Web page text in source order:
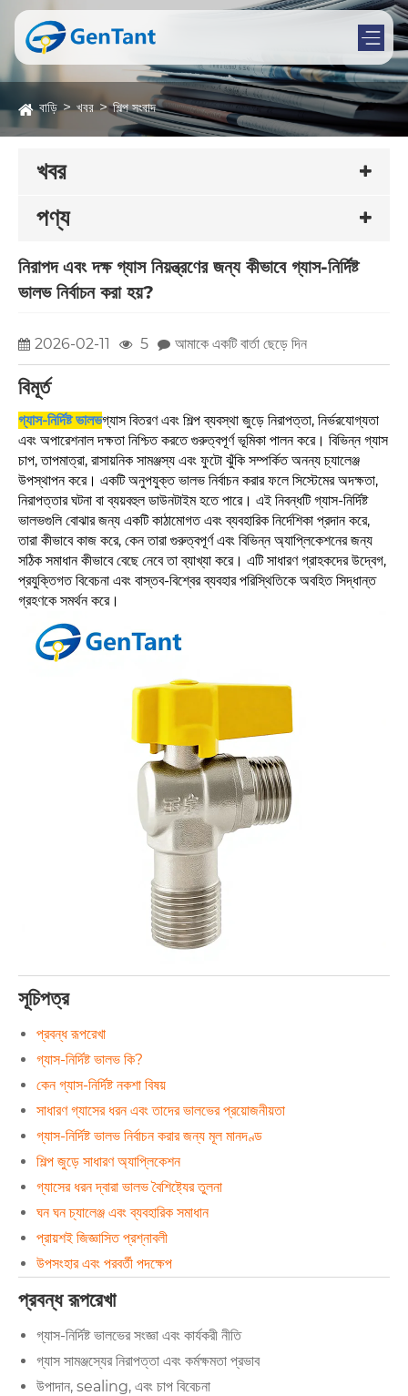
বাড়ি খবর শিল্প সংবাদ
খবর
পণ্য
নিরাপদ এবং দক্ষ গ্যাস নিয়ন্ত্রণের জন্য কীভাবে গ্যাস-নির্দিষ্ট
ভালভ নির্বাচন করা হয়?
2026-02-11 5 আমাকে একটি বার্তা ছেড়ে দিন
বিমূর্ত
গ্যাস-নির্দিষ্ট ভালভগ্যাস বিতরণ এবং শিল্প ব্যবস্থা জুড়ে নিরাপত্তা, নির্ভরযোগ্যতা
এবং অপারেশনাল দক্ষতা নিশ্চিত করতে গুরুত্বপূর্ণ ভূমিকা পালন করে। বিভিন্ন গ্যাস
চাপ, তাপমাত্রা, রাসায়নিক সামঞ্জস্য এবং ফুটো ঝুঁকি সম্পর্কিত অনন্য চ্যালেঞ্জ
উপস্থাপন করে। একটি অনুপযুক্ত ভালভ নির্বাচন করার ফলে সিস্টেমের অদক্ষতা,
নিরাপত্তার ঘটনা বা ব্যয়বহুল ডাউনটাইম হতে পারে। এই নিবন্ধটি গ্যাস-নির্দিষ্ট
ভালভগুলি বোঝার জন্য একটি কাঠামোগত এবং ব্যবহারিক নির্দেশিকা প্রদান করে,
তারা কীভাবে কাজ করে, কেন তারা গুরুত্বপূর্ণ এবং বিভিন্ন অ্যাপ্লিকেশনের জন্য
সঠিক সমাধান কীভাবে বেছে নেবে তা ব্যাখ্যা করে। এটি সাধারণ গ্রাহকদের উদ্বেগ,
প্রযুক্তিগত বিবেচনা এবং বাস্তব-বিশ্বের ব্যবহার পরিস্থিতিকে অবহিত সিদ্ধান্ত
গ্রহণকে সমর্থন করে।
সূচিপত্র
প্রবন্ধ রূপরেখা
গ্যাস-নির্দিষ্ট ভালভ কি?
কেন গ্যাস-নির্দিষ্ট নকশা বিষয়
সাধারণ গ্যাসের ধরন এবং তাদের ভালভের প্রয়োজনীয়তা
গ্যাস-নির্দিষ্ট ভালভ নির্বাচন করার জন্য মূল মানদণ্ড
শিল্প জুড়ে সাধারণ অ্যাপ্লিকেশন
গ্যাসের ধরন দ্বারা ভালভ বৈশিষ্ট্যের তুলনা
ঘন ঘন চ্যালেঞ্জ এবং ব্যবহারিক সমাধান
প্রায়শই জিজ্ঞাসিত প্রশ্নাবলী
উপসংহার এবং পরবর্তী পদক্ষেপ
প্রবন্ধ রূপরেখা
গ্যাস-নির্দিষ্ট ভালভের সংজ্ঞা এবং কার্যকরী নীতি
গ্যাস সামঞ্জস্যের নিরাপত্তা এবং কর্মক্ষমতা প্রভাব
উপাদান, sealing, এবং চাপ বিবেচনা